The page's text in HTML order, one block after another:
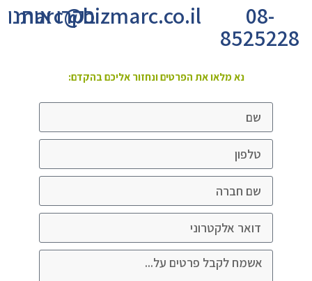
08-
8525228
marc@bizmarc.co.il
בקרו אותנו
נא מלאו את הפרטים ונחזור אליכם בהקדם: